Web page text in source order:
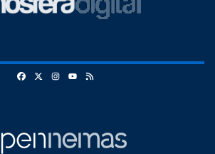
FacebookInstagram